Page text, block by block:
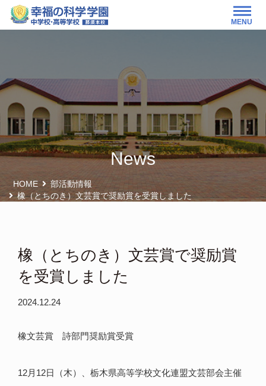
MENU
News
HOME
部活動情報
橡（とちのき）文芸賞で奨励賞を受賞しました
橡（とちのき）文芸賞で奨励賞
を受賞しました
2024.12.24
橡文芸賞 詩部門奨励賞受賞
12月12日（木）、栃木県高等学校文化連盟文芸部会主催